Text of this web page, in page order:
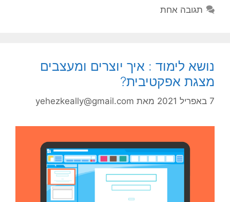
תגובה אחת
נושא לימוד : איך יוצרים ומעצבים
מצגת אפקטיבית?
7 באפריל 2021 מאת yehezkeally@gmail.com